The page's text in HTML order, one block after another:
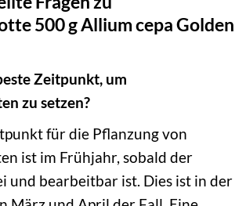
500 g Allium cepa Golden
Zeitpunkt, um
zu setzen?
für die Pflanzung von
ist im Frühjahr, sobald der
und bearbeitbar ist. Dies ist in der